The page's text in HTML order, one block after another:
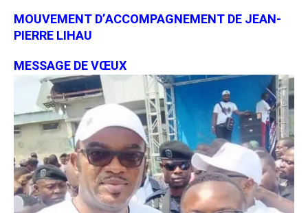
MOUVEMENT D’ACCOMPAGNEMENT DE JEAN-
PIERRE LIHAU
MESSAGE DE VŒUX